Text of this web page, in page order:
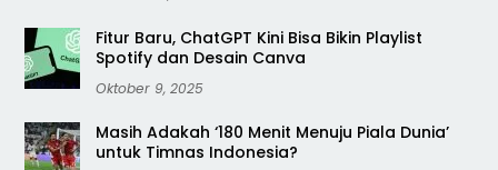
Fitur Baru, ChatGPT Kini Bisa Bikin Playlist
Spotify dan Desain Canva
Oktober 9, 2025
Masih Adakah ‘180 Menit Menuju Piala Dunia’
untuk Timnas Indonesia?